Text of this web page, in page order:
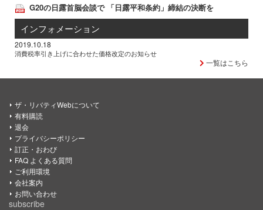
G20の日露首脳会談で 「日露平和条約」締結の決断を
インフォメーション
2019.10.18
消費税率引き上げに合わせた価格改定のお知らせ
一覧はこちら
ザ・リバティWebについて
有料購読
退会
プライバシーポリシー
訂正・おわび
FAQ よくある質問
ご利用環境
会社案内
お問い合わせ
subscribe